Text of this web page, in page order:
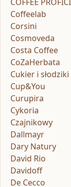
Coffeelab
Corsini
Cosmoveda
Costa Coffee
CoZaHerbata
Cukier i słodziki
Cup&You
Curupira
Cykoria
Czajnikowy
Dallmayr
Dary Natury
David Rio
Davidoff
De Cecco